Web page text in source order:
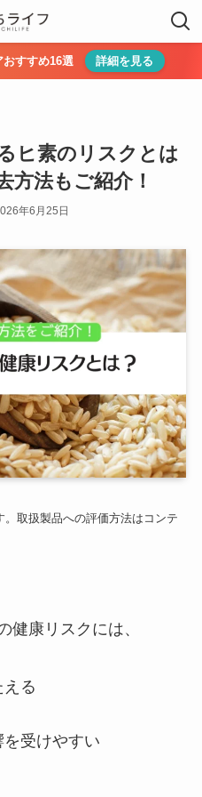
すすめ16選 詳細を見る
ヒ素のリスクとは
方法もご紹介！
年6月25日
取扱製品への評価方法はコンテ
健康リスクには、
る
受けやすい